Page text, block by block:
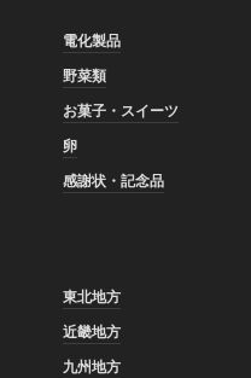
電化製品
野菜類
お菓子・スイーツ
卵
感謝状・記念品
東北地方
近畿地方
九州地方